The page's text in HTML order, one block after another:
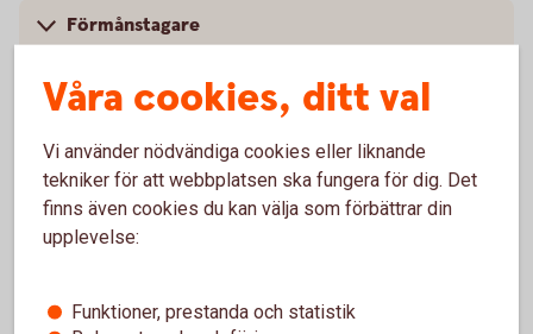
Förmånstagare
Indexfond
Investeringssparkonto
Räntebärande värdepapper
Våra cookies, ditt val
Vi använder nödvändiga cookies eller liknande
tekniker för att webbplatsen ska fungera för dig. Det
finns även cookies du kan välja som förbättrar din
upplevelse:
Funktioner, prestanda och statistik